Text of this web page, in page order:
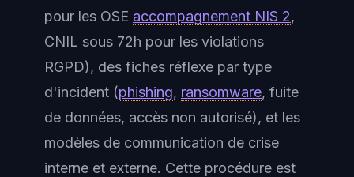
pour les OSE accompagnement NIS 2,
CNIL sous 72h pour les violations
RGPD), des fiches réflexe par type
d'incident (phishing, ransomware, fuite
de données, accès non autorisé), et les
modèles de communication de crise
interne et externe. Cette procédure est